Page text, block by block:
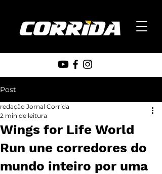
Post
Wings for Life World
Run une corredores do
mundo inteiro por uma
redação Jornal Corrida
2 min de leitura